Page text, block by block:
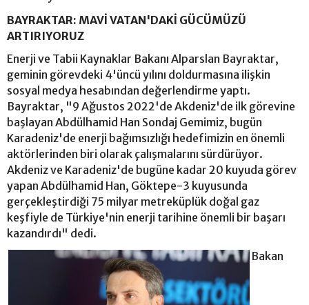
BAYRAKTAR: MAVİ VATAN'DAKİ GÜCÜMÜZÜ
ARTIRIYORUZ
Enerji ve Tabii Kaynaklar Bakanı Alparslan Bayraktar,
geminin görevdeki 4'üncü yılını doldurmasına ilişkin
sosyal medya hesabından değerlendirme yaptı.
Bayraktar, "9 Ağustos 2022'de Akdeniz'de ilk görevine
başlayan Abdülhamid Han Sondaj Gemimiz, bugün
Karadeniz'de enerji bağımsızlığı hedefimizin en önemli
aktörlerinden biri olarak çalışmalarını sürdürüyor.
Akdeniz ve Karadeniz'de bugüne kadar 20 kuyuda görev
yapan Abdülhamid Han, Göktepe-3 kuyusunda
gerçekleştirdiği 75 milyar metreküplük doğal gaz
keşfiyle de Türkiye'nin enerji tarihine önemli bir başarı
kazandırdı" dedi.
Bakan